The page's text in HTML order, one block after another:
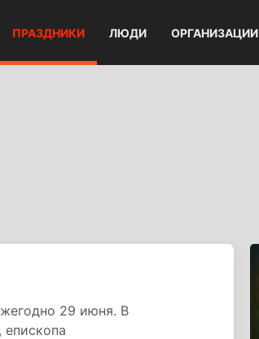
ПРАЗДНИКИ ЛЮДИ ОРГАНИЗАЦИИ
29 июня. В
епископа